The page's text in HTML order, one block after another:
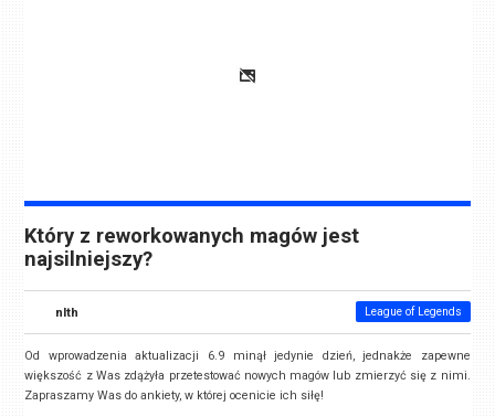
Który z reworkowanych magów jest
najsilniejszy?
nlth League of Legends
Od wprowadzenia aktualizacji 6.9 minął jedynie dzień, jednakże zapewne
większość z Was zdążyła przetestować nowych magów lub zmierzyć się z nimi.
Zapraszamy Was do ankiety, w której ocenicie ich siłę!